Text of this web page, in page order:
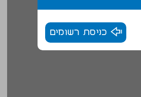
כניסת רשומים